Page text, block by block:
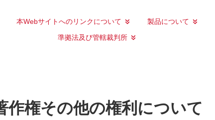
本Webサイトへのリンクについて 製品について
準拠法及び管轄裁判所
作権その他の権利について